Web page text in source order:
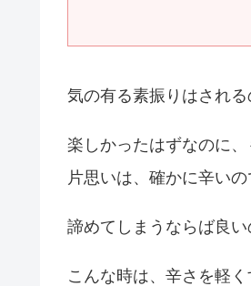
気の有る素振りはされ
楽しかったはずなのに
片思いは、確かに辛いの
諦めてしまうならば良
こんな時は、辛さを軽